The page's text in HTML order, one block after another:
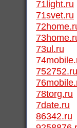
71light.ru
71svet.ru
73ul.ru
752752.ru
78torg.ru
7date.ru
86342.ru